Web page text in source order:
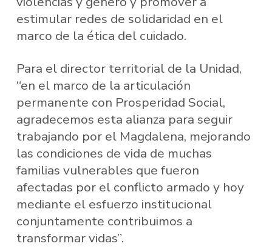
estimular redes de solidaridad en el
marco de la ética del cuidado.
Para el director territorial de la Unidad,
“en el marco de la articulación
permanente con Prosperidad Social,
agradecemos esta alianza para seguir
trabajando por el Magdalena, mejorando
las condiciones de vida de muchas
familias vulnerables que fueron
afectadas por el conflicto armado y hoy
mediante el esfuerzo institucional
conjuntamente contribuimos a
transformar vidas”.